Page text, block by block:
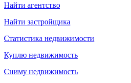
Найти агентство
Найти застройщика
Статистика недвижимости
Куплю недвижимость
Сниму недвижимость